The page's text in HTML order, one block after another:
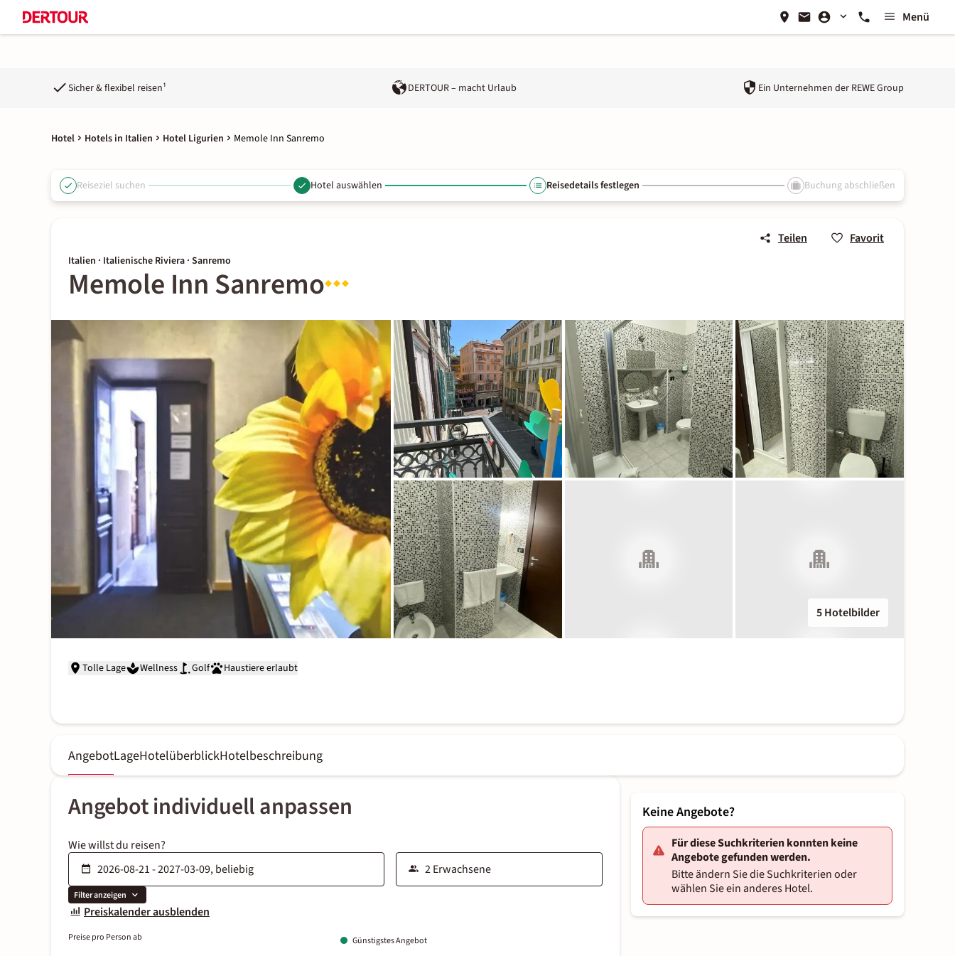
Menü
Sicher & flexibel reisen¹ DERTOUR – macht Urlaub Ein Unternehmen der REWE Group
Hotel Hotels in Italien Hotel Ligurien Memole Inn Sanremo
Reiseziel suchen Hotel auswählen Reisedetails festlegen Buchung abschließen
Teilen Favorit
Italien · Italienische Riviera · Sanremo
Memole Inn Sanremo
5 Hotelbilder
Tolle Lage Wellness Golf Haustiere erlaubt
AngebotLageHotelüberblickHotelbeschreibung
Angebot individuell anpassen
Wie willst du reisen?
Filter anzeigen
Preiskalender ausblenden
Preise pro Person ab Günstigstes Angebot
Keine Angebote?
Für diese Suchkriterien konnten keine
Angebote gefunden werden.
Bitte ändern Sie die Suchkriterien oder
wählen Sie ein anderes Hotel.